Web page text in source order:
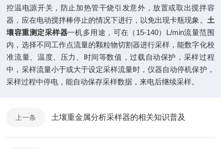
控温电源开关，防止加热管干烧引发意外，放置或取出搅拌容
器，应在电动搅拌棒停止的情况下进行，以免出现卡瓶现象。 土
壤容重测定采样器一机多用途，可在（15-140）L/min流量范围
内，选择不同工作点流量的颗粒物切割器进行采样，能数字化校
准流量、温度、压力、时间等数值，过载自动保护，采样过程
中，采样流量小于或大于设定采样流量时，仪器自动停机保护，
采样过程中停电，能自动保存采样数据，来电后继续采样。
上一条 土壤重金属分析采样器的相关知识普及